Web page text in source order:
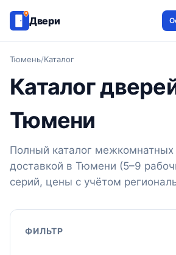
Двери
Тюмень/Каталог
Каталог
Тюмени
Полный каталог межкомнатных
доставкой в Тюмени (5–9
серий, цены с учётом
ФИЛЬТР